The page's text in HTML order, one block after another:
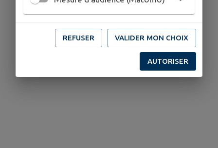
REFUSER VALIDER MON CHOIX
AUTORISER